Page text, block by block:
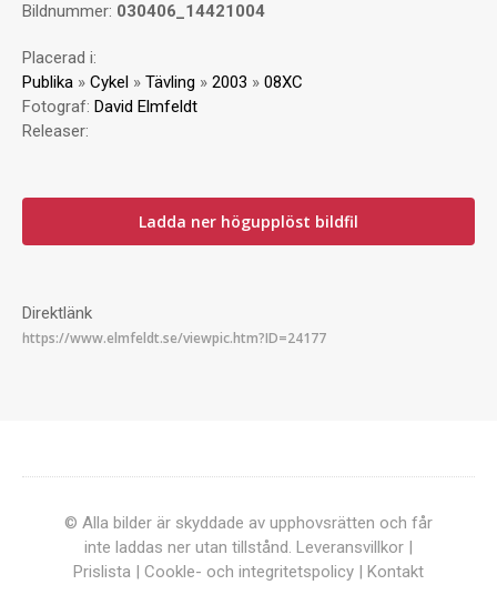
Bildnummer: 030406_14421004
Placerad i:
Publika » Cykel » Tävling » 2003 » 08XC
Fotograf: David Elmfeldt
Releaser:
Ladda ner högupplöst bildfil
Direktlänk
© Alla bilder är skyddade av upphovsrätten och får
inte laddas ner utan tillstånd. Leveransvillkor |
Prislista | Cookle- och integritetspolicy | Kontakt